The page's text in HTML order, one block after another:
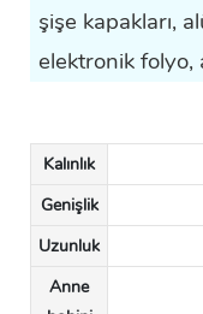
şişe kapakları,
elektronik folyo,
Kalınlık
Genişlik
Uzunluk
Anne